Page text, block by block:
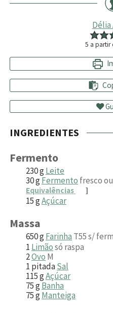
Délia
5 a partir
INGREDIENTES
Fermento
230gLeite
30gFermento fresco
Equivalências
]
15gAçúcar
Massa
650gFarinha T55 s/
1 Limãosó raspa
2Ovo M
1 pitadaSal
115gAçúcar
75gBanha
75gManteiga